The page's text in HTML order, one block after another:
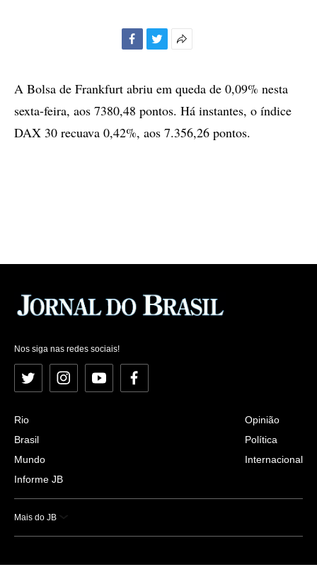
compartilhamento
A Bolsa de Frankfurt abriu em queda de 0,09% nesta
sexta-feira, aos 7380,48 pontos. Há instantes, o índice
DAX 30 recuava 0,42%, aos 7.356,26 pontos.
Nos siga nas redes sociais!
Twitter InstagramYouTubeFacebook
Rio
Brasil
Mundo
Informe JB
Opinião
Política
Internacional
Mais do JB
Esportes